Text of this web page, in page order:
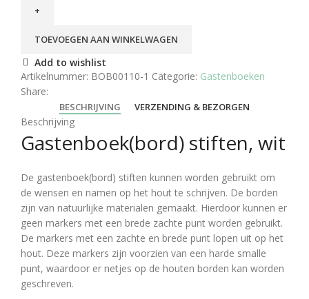
TOEVOEGEN AAN WINKELWAGEN
Add to wishlist
Artikelnummer: BOB00110-1 Categorie: Gastenboeken
Share:
BESCHRIJVING VERZENDING & BEZORGEN
Beschrijving
Gastenboek(bord) stiften, wit
De gastenboek(bord) stiften kunnen worden gebruikt om
de wensen en namen op het hout te schrijven. De borden
zijn van natuurlijke materialen gemaakt. Hierdoor kunnen er
geen markers met een brede zachte punt worden gebruikt.
De markers met een zachte en brede punt lopen uit op het
hout. Deze markers zijn voorzien van een harde smalle
punt, waardoor er netjes op de houten borden kan worden
geschreven.